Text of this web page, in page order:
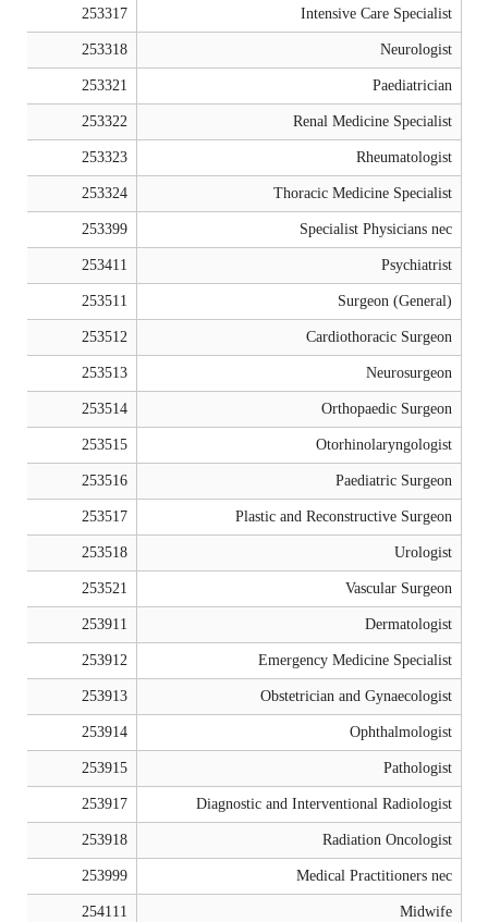
Intensive Care Specialist
253317
Neurologist
253318
Paediatrician
253321
Renal Medicine Specialist
253322
Rheumatologist
253323
Thoracic Medicine Specialist
253324
Specialist Physicians nec
253399
Psychiatrist
253411
Surgeon (General)
253511
Cardiothoracic Surgeon
253512
Neurosurgeon
253513
Orthopaedic Surgeon
253514
Otorhinolaryngologist
253515
Paediatric Surgeon
253516
Plastic and Reconstructive Surgeon
253517
Urologist
253518
Vascular Surgeon
253521
Dermatologist
253911
Emergency Medicine Specialist
253912
Obstetrician and Gynaecologist
253913
Ophthalmologist
253914
Pathologist
253915
Diagnostic and Interventional Radiologist
253917
Radiation Oncologist
253918
Medical Practitioners nec
253999
Midwife
254111